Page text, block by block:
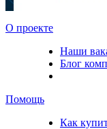
О проекте
Наши
Блог
Помощь
Как